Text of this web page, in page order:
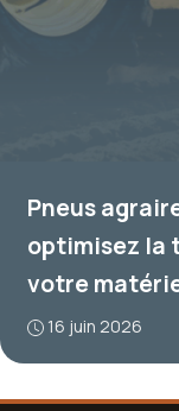
Pneus
optimisez la
votre
16 juin 2026